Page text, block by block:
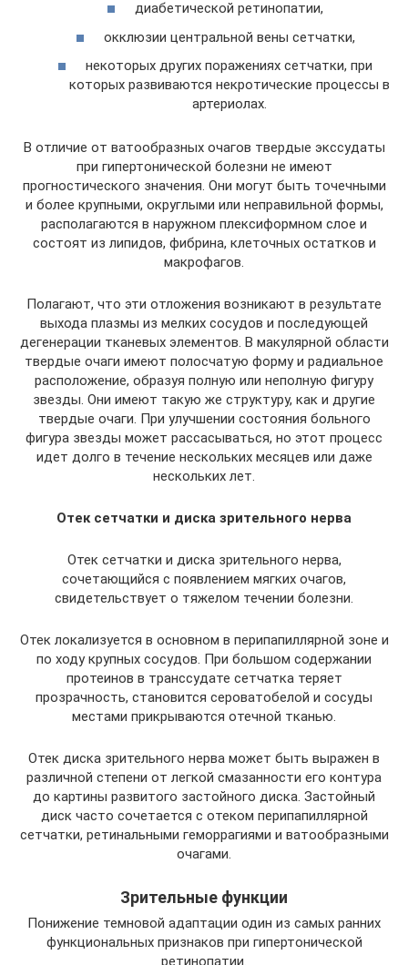
диабетической ретинопатии,
окклюзии центральной вены сетчатки,
некоторых других поражениях сетчатки, при
которых развиваются некротические процессы в
артериолах.
В отличие от ватообразных очагов твердые экссудаты
при гипертонической болезни не имеют
прогностического значения. Они могут быть точечными
и более крупными, округлыми или неправильной формы,
располагаются в наружном плексиформном слое и
состоят из липидов, фибрина, клеточных остатков и
макрофагов.
Полагают, что эти отложения возникают в результате
выхода плазмы из мелких сосудов и последующей
дегенерации тканевых элементов. В макулярной области
твердые очаги имеют полосчатую форму и радиальное
расположение, образуя полную или неполную фигуру
звезды. Они имеют такую же структуру, как и другие
твердые очаги. При улучшении состояния больного
фигура звезды может рассасываться, но этот процесс
идет долго в течение нескольких месяцев или даже
нескольких лет.
Отек сетчатки и диска зрительного нерва
Отек сетчатки и диска зрительного нерва,
сочетающийся с появлением мягких очагов,
свидетельствует о тяжелом течении болезни.
Отек локализуется в основном в перипапиллярной зоне и
по ходу крупных сосудов. При большом содержании
протеинов в транссудате сетчатка теряет
прозрачность, становится сероватобелой и сосуды
местами прикрываются отечной тканью.
Отек диска зрительного нерва может быть выражен в
различной степени от легкой смазанности его контура
до картины развитого застойного диска. Застойный
диск часто сочетается с отеком перипапиллярной
сетчатки, ретинальными геморрагиями и ватообразными
очагами.
Зрительные функции
Понижение темновой адаптации один из самых ранних
функциональных признаков при гипертонической
ретинопатии.